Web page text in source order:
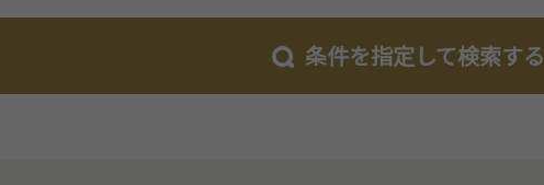
条件を指定して検索する